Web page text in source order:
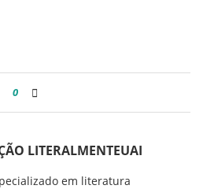
0
LITERALMENTEUAI
em literatura